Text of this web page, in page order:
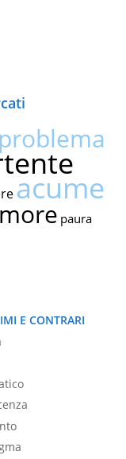
problema
acume
paura
E CONTRARI